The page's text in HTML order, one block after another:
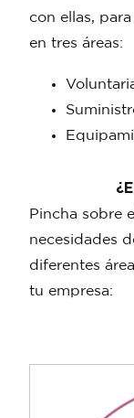
con ellas,
en tres áreas:
Pincha sobre
necesidades
diferentes
tu empresa: